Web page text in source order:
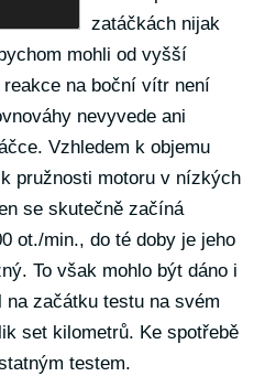
zatáčkách nijak
mohli od vyšší
na boční vítr není
nevyvede ani
Vzhledem k objemu
pružnosti motoru v nízkých
se skutečně začíná
ot./min., do té doby je jeho
To však mohlo být dáno i
začátku testu na svém
set kilometrů. Ke spotřebě
testem.